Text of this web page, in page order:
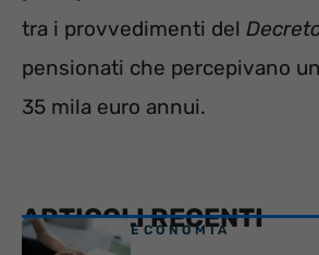
tra i provvedimenti del
pensionati che percepivano
35 mila euro annui.
ARTICOLI RECENTI
ECONOMIA